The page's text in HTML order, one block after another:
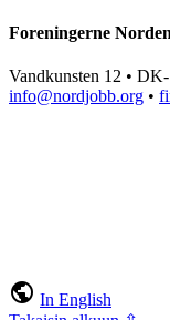
Foreningerne
Vandkunsten 12 •
info@nordjobb.org •
public In English